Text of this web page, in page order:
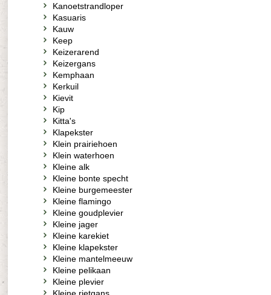
Kanoetstrandloper
Kasuaris
Kauw
Keep
Keizerarend
Keizergans
Kemphaan
Kerkuil
Kievit
Kip
Kitta's
Klapekster
Klein prairiehoen
Klein waterhoen
Kleine alk
Kleine bonte specht
Kleine burgemeester
Kleine flamingo
Kleine goudplevier
Kleine jager
Kleine karekiet
Kleine klapekster
Kleine mantelmeeuw
Kleine pelikaan
Kleine plevier